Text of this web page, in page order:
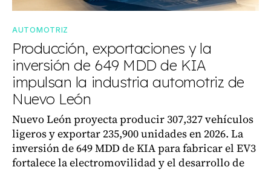
AUTOMOTRIZ
Producción, exportaciones y la
inversión de 649 MDD de KIA
impulsan la industria automotriz de
Nuevo León
Nuevo León proyecta producir 307,327 vehículos
ligeros y exportar 235,900 unidades en 2026. La
inversión de 649 MDD de KIA para fabricar el EV3
fortalece la electromovilidad y el desarrollo de